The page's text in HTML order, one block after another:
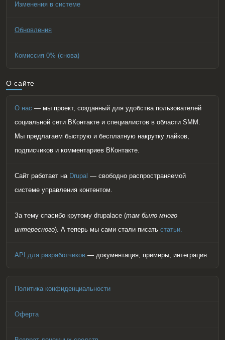
Изменения в системе
Обновления
Комиссия 0% (снова)
О сайте
О нас — мы проект, созданный для удобства пользователей
социальной сети ВКонтакте и специалистов в области SMM.
Мы предлагаем быструю и бесплатную накрутку лайков,
подписчиков и комментариев ВКонтакте.
Сайт работает на Drupal — свободно распространяемой
системе управления контентом.
За тему спасибо крутому drupalace (там было много
интересного). А теперь мы сами стали писать статьи.
API для разработчиков — документация, примеры, интеграция.
Политика конфиденциальности
Оферта